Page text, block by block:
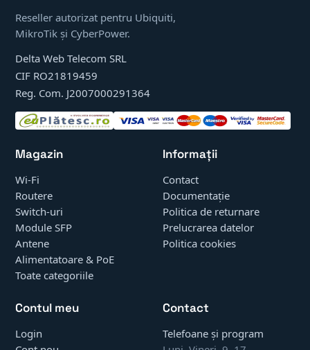
Reseller autorizat pentru Ubiquiti,
MikroTik și CyberPower.
Delta Web Telecom SRL
CIF RO21819459
Reg. Com. J2007000291364
Magazin
Wi-Fi
Routere
Switch-uri
Module SFP
Antene
Alimentatoare & PoE
Toate categoriile
Informații
Contact
Documentație
Politica de returnare
Prelucrarea datelor
Politica cookies
Contul meu
Login
Contact
Telefoane și program